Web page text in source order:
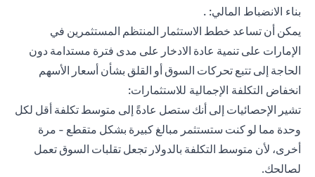
بناء الانضباط المالي: .
يمكن أن تساعد خطط الاستثمار المنتظم المستثمرين في
الإمارات على تنمية عادة الادخار على مدى فترة مستدامة دون
الحاجة إلى تتبع تحركات السوق أو القلق بشأن أسعار الأسهم
انخفاض التكلفة الإجمالية للاستثمارات:
تشير الإحصائيات إلى أنك ستصل عادةً إلى متوسط ​​تكلفة أقل لكل
وحدة مما لو كنت ستستثمر مبالغ كبيرة بشكل متقطع - مرة
أخرى، لأن متوسط التكلفة بالدولار تجعل تقلبات السوق تعمل
لصالحك.